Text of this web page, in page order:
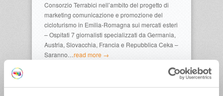
Consorzio Terrabici nell’ambito del progetto di
marketing comunicazione e promozione del
cicloturismo in Emilia-Romagna sui mercati esteri
– Ospitati 7 giornalisti specializzati da Germania,
Austria, Slovacchia, Francia e Repubblica Ceka –
Saranno…read more →